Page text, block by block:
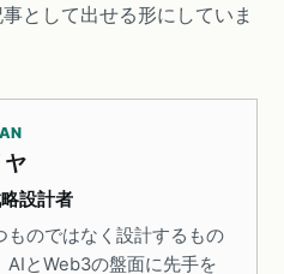
として出せる形にしていま
ヤ
設計者
ものではなく設計するもの
AIとWeb3の盤面に先手を